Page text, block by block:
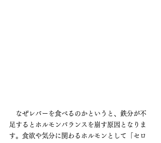
なぜレバーを食べるのかというと、鉄分が不
足するとホルモンバランスを崩す原因となりま
す。食欲や気分に関わるホルモンとして「セロ